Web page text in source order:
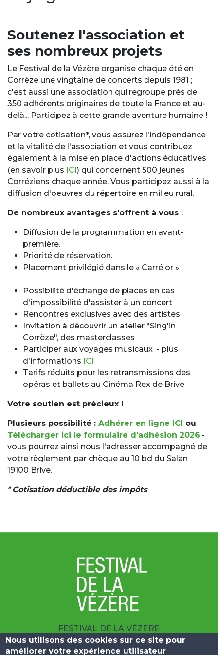
Soutenez l'association et
ses nombreux projets
Le Festival de la Vézère organise chaque été en
Corrèze une vingtaine de concerts depuis 1981 ;
c'est aussi une association qui regroupe près de
350 adhérents originaires de toute la France et au-
delà... Participez à cette grande aventure humaine !
Par votre cotisation*, vous assurez l'indépendance
et la vitalité de l'association et vous contribuez
également à la mise en place d'actions éducatives
(en savoir plus ICI ) qui concernent 500 jeunes
Corréziens chaque année. Vous participez aussi à la
diffusion d'oeuvres du répertoire en milieu rural.
De nombreux avantages s’offrent à vous :
Diffusion de la programmation en avant-
première.
Priorité de réservation.
Placement privilégié dans le « Carré or »
Possibilité d'échange de places en cas
d'impossibilité d'assister à un concert
Rencontres exclusives avec des artistes
Invitation à découvrir un atelier "Sing'in
Corrèze", des masterclasses
Participer aux voyages musicaux - plus
d'informations ICI
Tarifs réduits pour les retransmissions des
opéras et ballets au Cinéma Rex de Brive
Votre soutien est précieux !
Plusieurs possibilité : Adhérer en ligne ICI ou
Télécharger ici le formulaire d'adhésion 2026 -
vous pourrez ainsi nous l'adresser accompagné de
votre règlement par chèque au 10 bd du Salan
19100 Brive.
*Cotisation déductible des impôts
FESTIVAL DE LA VÉZÈRE
| 10 BOULEVARD DU SALAN 19100 BRIVE
| +33 (0)5 55 23 25 09
Nous utilisons des cookies sur ce site pour
améliorer votre expérience utilisateur